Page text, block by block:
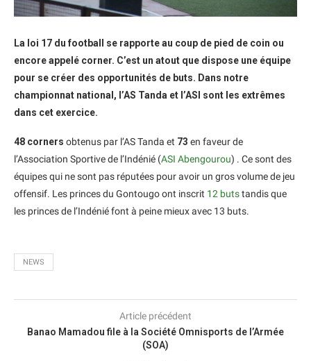
La loi 17 du football se rapporte au coup de pied de coin ou
encore appelé corner. C’est un atout que dispose une équipe
pour se créer des opportunités de buts. Dans notre
championnat national, l’AS Tanda et l’ASI sont les extrêmes
dans cet exercice.
48 corners obtenus par l’AS Tanda et 73 en faveur de
l’Association Sportive de l’Indénié (ASI Abengourou) . Ce sont des
équipes qui ne sont pas réputées pour avoir un gros volume de jeu
offensif. Les princes du Gontougo ont inscrit 12 butstandis que
les princes de l’Indénié font à peine mieux avec 13 buts.
NEWS
Article précédent
Banao Mamadou file à la Société Omnisports de l’Armée
(SOA)